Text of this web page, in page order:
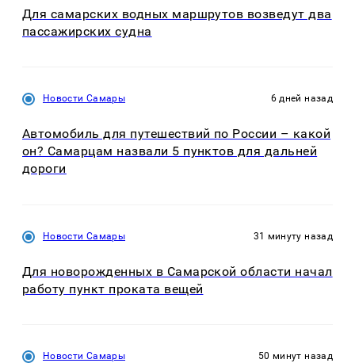
Для самарских водных маршрутов возведут два
пассажирских судна
Новости Самары 6 дней назад
Автомобиль для путешествий по России – какой
он? Самарцам назвали 5 пунктов для дальней
дороги
Новости Самары 31 минуту назад
Для новорожденных в Самарской области начал
работу пункт проката вещей
Новости Самары 50 минут назад